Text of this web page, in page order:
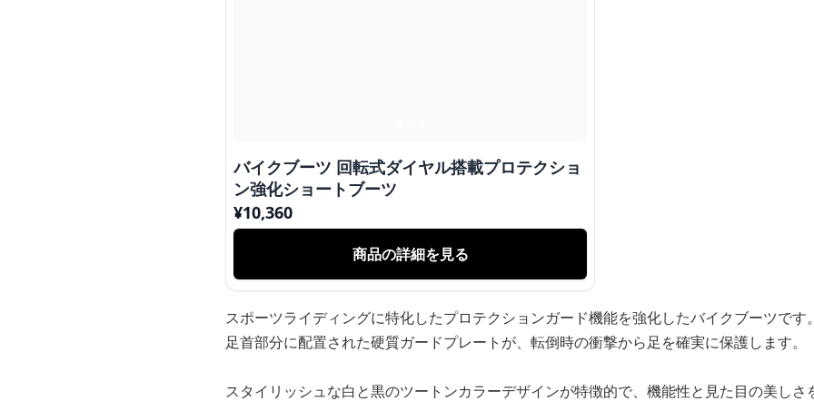
バイクブーツ 回転式ダイヤル搭載プロテクショ
ン強化ショートブーツ
¥10,360
商品の詳細を見る
スポーツライディングに特化したプロテクションガード機能を強化したバイクブーツです
足首部分に配置された硬質ガードプレートが、転倒時の衝撃から足を確実に保護します。
スタイリッシュな白と黒のツートンカラーデザインが特徴的で、機能性と見た目の美しさ